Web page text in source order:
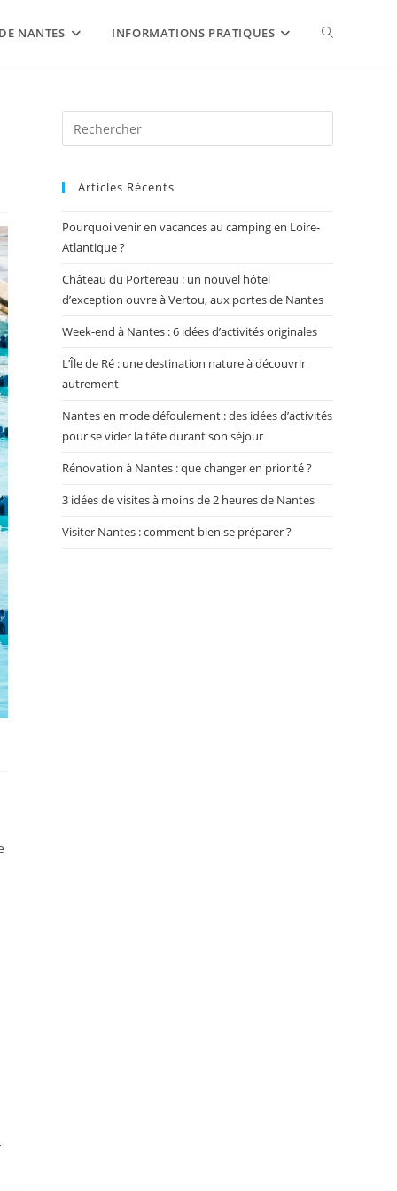
NANTES INFORMATIONS PRATIQUES
Articles Récents
Pourquoi venir en vacances au camping en Loire-
Atlantique ?
Château du Portereau : un nouvel hôtel
d’exception ouvre à Vertou, aux portes de Nantes
Week-end à Nantes : 6 idées d’activités originales
L’Île de Ré : une destination nature à découvrir
autrement
Nantes en mode défoulement : des idées d’activités
pour se vider la tête durant son séjour
Rénovation à Nantes : que changer en priorité ?
3 idées de visites à moins de 2 heures de Nantes
Visiter Nantes : comment bien se préparer ?